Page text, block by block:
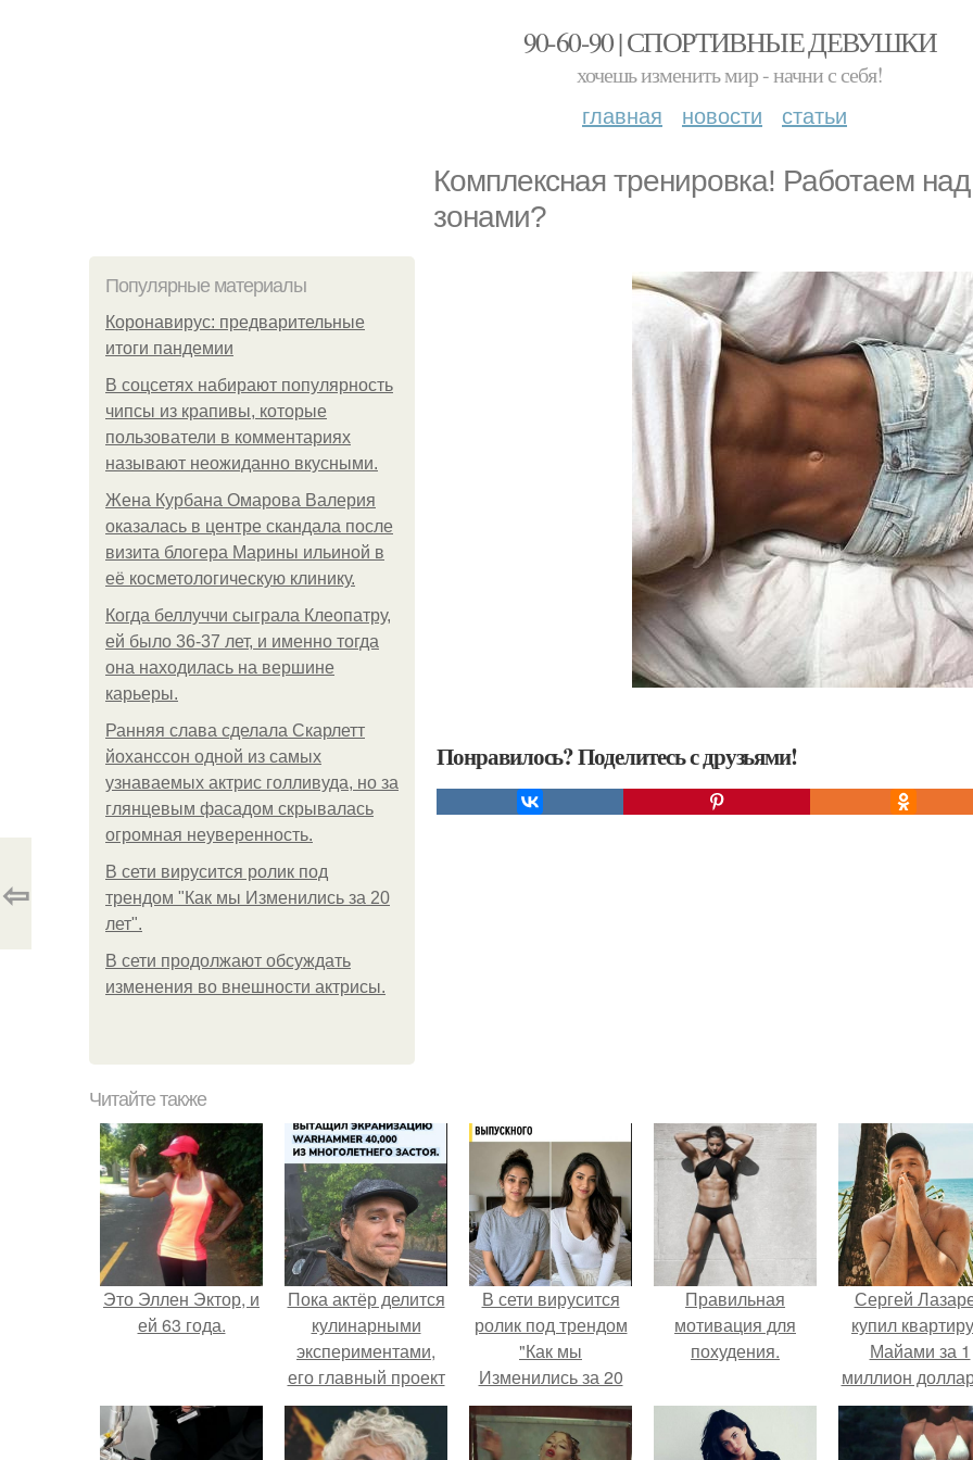
90-60-90 | СПОРТИВНЫЕ ДЕВУШКИ
хочешь изменить мир - начни с себя!
главная новости статьи
Комплексная тренировка! Работаем
зонами?
Популярные материалы
Коронавирус: предварительные
итоги пандемии
В соцсетях набирают популярность
чипсы из крапивы, которые
пользователи в комментариях
называют неожиданно вкусными.
Жена Курбана Омарова Валерия
оказалась в центре скандала после
визита блогера Марины ильиной в
её косметологическую клинику.
Когда беллуччи сыграла Клеопатру,
ей было 36-37 лет, и именно тогда
она находилась на вершине
карьеры.
Ранняя слава сделала Скарлетт
йоханссон одной из самых
узнаваемых актрис голливуда, но за
глянцевым фасадом скрывалась
огромная неуверенность.
В сети вирусится ролик под
трендом "Как мы Изменились за 20
лет".
В сети продолжают обсуждать
изменения во внешности актрисы.
Понравилось? Поделитесь с друзьями!
⇦
Читайте также
Это Эллен Эктор, и
ей 63 года.
Пока актёр делится
кулинарными
экспериментами,
его главный проект
сделал серьёзный
шаг вперёд.
В сети вирусится
ролик под трендом
"Как мы
Изменились за 20
лет".
Правильная
мотивация для
похудения.
Сергей
купил
Майами за 1
миллион